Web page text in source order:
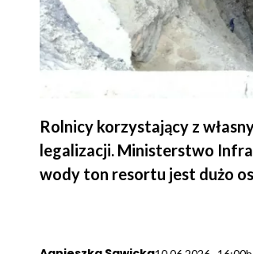
Rolnicy korzystający z
legalizacji. Ministerstwo
wody ton resortu jest dużo